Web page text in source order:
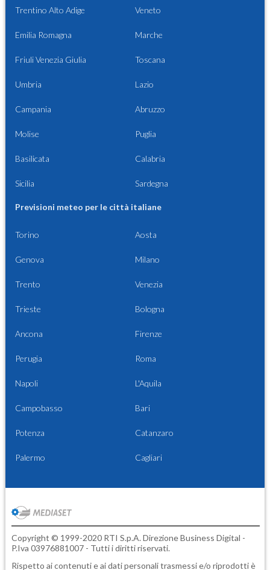
Trentino Alto Adige Veneto
Emilia Romagna Marche
Friuli Venezia Giulia Toscana
Umbria Lazio
Campania Abruzzo
Molise Puglia
Basilicata Calabria
Sicilia Sardegna
Previsioni meteo per le città italiane
Torino Aosta
Genova Milano
Trento Venezia
Trieste Bologna
Ancona Firenze
Perugia Roma
Napoli L'Aquila
Campobasso Bari
Potenza Catanzaro
Palermo Cagliari
Copyright © 1999-2020 RTI S.p.A. Direzione Business Digital -
P.Iva 03976881007 - Tutti i diritti riservati.
Rispetto ai contenuti e ai dati personali trasmessi e/o riprodotti è